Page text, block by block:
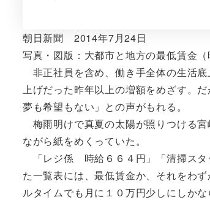
朝日新聞 2014年7月24日
写真・図版：大都市と地方の最低賃金
非正社員を含め、働き手全体の生活
上げだった昨年以上の増額をめざす。
夢も希望もない」との声がもれる。
梅雨明けで真夏の太陽が照りつける
ながら紙をめくっていた。
「レジ係 時給６６４円」「清掃スタ
た一覧表には、最低賃金か、それをわ
ルタイムでも月に１０万円少しにしかな